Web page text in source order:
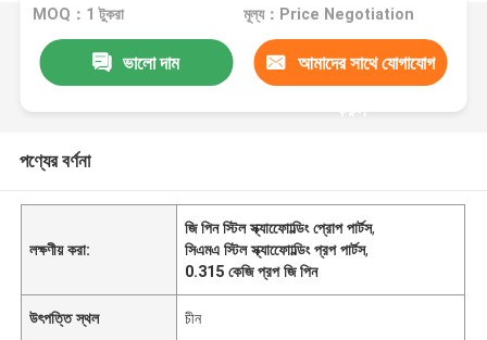
MOQ：1 টুকরা মূল্য：Price Negotiation
ভালো দাম আমাদের সাথে যোগাযোগ
করুন
পণ্যের বর্ণনা
লক্ষণীয় করা:
জি পিন স্টিল স্ক্যাফোোল্ডিং প্রোপ পার্টস,
সিএমএ স্টিল স্ক্যাফোোল্ডিং প্রপ পার্টস,
0.315 কেজি প্রপ জি পিন
উৎপত্তি স্থল চীন